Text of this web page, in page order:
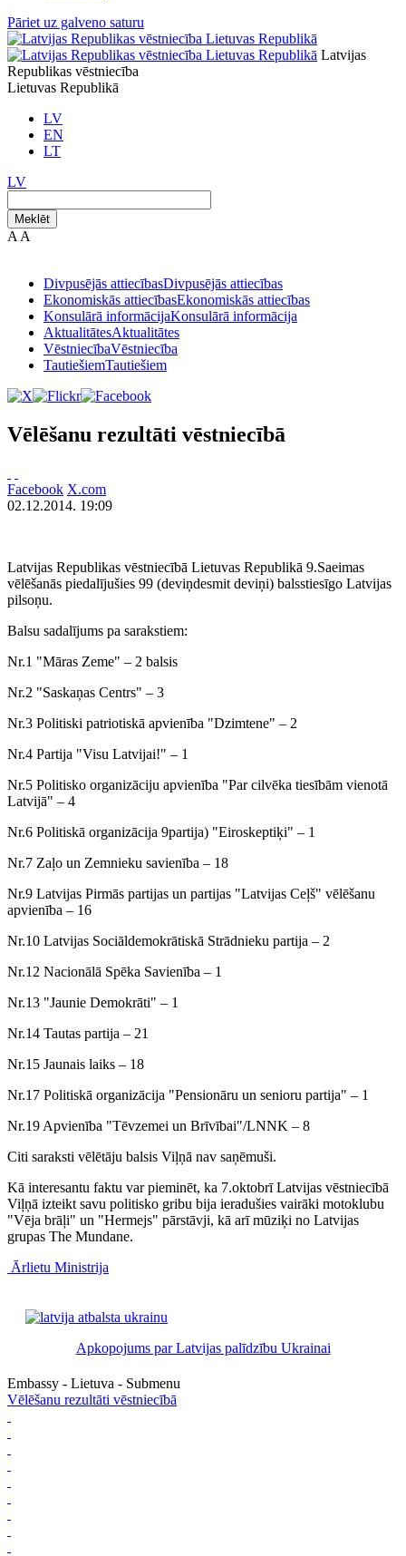
Pāriet uz galveno saturu
Latvijas
Republikas vēstniecība
Lietuvas Republikā
LV
EN
LT
LV
Meklēt
A A
Divpusējās attiecībasDivpusējās attiecības
Ekonomiskās attiecībasEkonomiskās attiecības
Konsulārā informācijaKonsulārā informācija
AktualitātesAktualitātes
VēstniecībaVēstniecība
TautiešiemTautiešiem
Vēlēšanu rezultāti vēstniecībā
Facebook X.com
02.12.2014. 19:09
Latvijas Republikas vēstniecībā Lietuvas Republikā 9.Saeimas
vēlēšanās piedalījušies 99 (deviņdesmit deviņi) balsstiesīgo Latvijas
pilsoņu.
Balsu sadalījums pa sarakstiem:
Nr.1 "Māras Zeme" – 2 balsis
Nr.2 "Saskaņas Centrs" – 3
Nr.3 Politiski patriotiskā apvienība "Dzimtene" – 2
Nr.4 Partija "Visu Latvijai!" – 1
Nr.5 Politisko organizāciju apvienība "Par cilvēka tiesībām vienotā
Latvijā" – 4
Nr.6 Politiskā organizācija 9partija) "Eiroskeptiķi" – 1
Nr.7 Zaļo un Zemnieku savienība – 18
Nr.9 Latvijas Pirmās partijas un partijas "Latvijas Ceļš" vēlēšanu
apvienība – 16
Nr.10 Latvijas Sociāldemokrātiskā Strādnieku partija – 2
Nr.12 Nacionālā Spēka Savienība – 1
Nr.13 "Jaunie Demokrāti" – 1
Nr.14 Tautas partija – 21
Nr.15 Jaunais laiks – 18
Nr.17 Politiskā organizācija "Pensionāru un senioru partija" – 1
Nr.19 Apvienība "Tēvzemei un Brīvībai"/LNNK – 8
Citi saraksti vēlētāju balsis Viļņā nav saņēmuši.
Kā interesantu faktu var pieminēt, ka 7.oktobrī Latvijas vēstniecībā
Viļņā izteikt savu politisko gribu bija ieradušies vairāki motoklubu
"Vēja brāļi" un "Hermejs" pārstāvji, kā arī mūziķi no Latvijas
grupas The Mundane.
Ārlietu Ministrija
Apkopojums par Latvijas palīdzību Ukrainai
Embassy - Lietuva - Submenu
Vēlēšanu rezultāti vēstniecībā